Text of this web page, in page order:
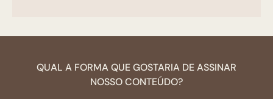
QUAL A FORMA QUE GOSTARIA DE ASSINAR
NOSSO CONTEÚDO?